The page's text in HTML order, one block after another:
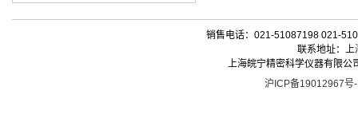
销售电话：021-51087198 021-
联系地址：
上海皖宁精密科学仪器有限
沪ICP备19012967号